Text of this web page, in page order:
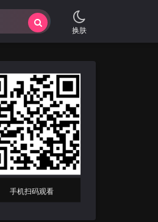
换肤
手机扫码观看